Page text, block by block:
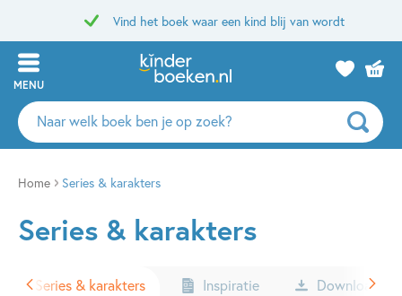
Vind het boek waar een kind blij van wordt
MENU
Zoeken
naar
auteurs
uitgevers
Home Series & karakters
Series & karakters
Series & karakters Inspiratie Downloads